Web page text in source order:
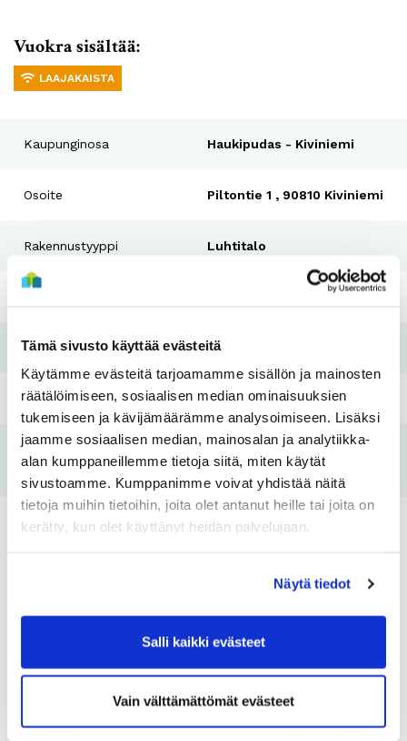
Tämä sivusto käyttää evästeitä
Käytämme evästeitä tarjoamamme sisällön ja mainosten
räätälöimiseen, sosiaalisen median ominaisuuksien
tukemiseen ja kävijämäärämme analysoimiseen. Lisäksi
jaamme sosiaalisen median, mainosalan ja analytiikka-
alan kumppaneillemme tietoja siitä, miten käytät
sivustoamme. Kumppanimme voivat yhdistää näitä
tietoja muihin tietoihin, joita olet antanut heille tai joita on
kerätty, kun olet käyttänyt heidän palvelujaan.
Näytä tiedot
Salli kaikki evästeet
Vain välttämättömät evästeet
Vuokra sisältää:
LAAJAKAISTA
Kaupunginosa Haukipudas - Kiviniemi
Osoite Piltontie 1 , 90810 Kiviniemi
Rakennustyyppi Luhtitalo
Pesutupa Ei
Hissi Ei
varallisuusraja
Kyllä
54m2
Vuokra:
642 - 649€
4
Pohjakuvat:
Katso pohjakuvat
Vuokra:
Pohjakuvat: